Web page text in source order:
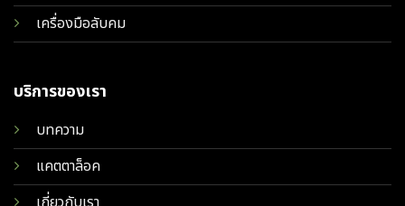
เครื่องมือลับคม
บริการของเรา
บทความ
แคตตาล็อค